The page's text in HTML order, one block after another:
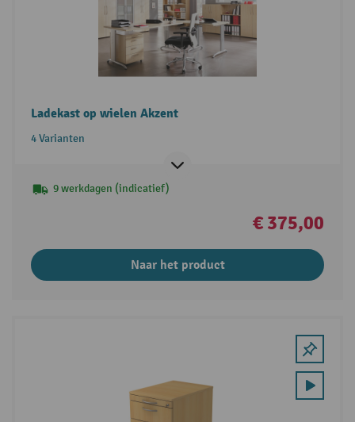
Ladekast op wielen Akzent
4 Varianten
9 werkdagen (indicatief)
€ 375,00
Naar het product